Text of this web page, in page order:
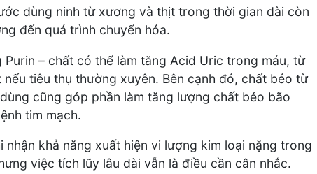
dùng ninh từ xương và thịt trong thời gian dài còn
đến quá trình chuyển hóa.
– chất có thể làm tăng Acid Uric trong máu, từ
tiêu thụ thường xuyên. Bên cạnh đó, chất béo từ
cũng góp phần làm tăng lượng chất béo bão
tim mạch.
khả năng xuất hiện vi lượng kim loại nặng trong
việc tích lũy lâu dài vẫn là điều cần cân nhắc.